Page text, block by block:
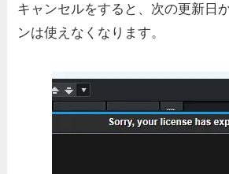
キャンセルをすると、次の更新日
ンは使えなくなります。